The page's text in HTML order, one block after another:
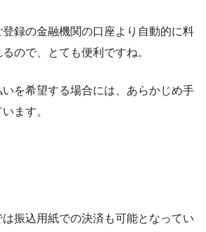
録の金融機関の口座より自動的に料
ので、とても便利ですね。
を希望する場合には、あらかじめ手
ます。
振込用紙での決済も可能となってい